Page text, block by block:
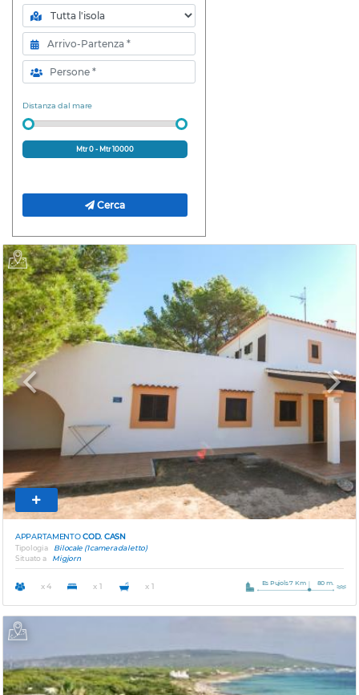
Zona
Arrivo-Partenza
Persone
Distanza dal mare
Mtr0- Mtr10000
Cerca
Previous Next
APPARTAMENTOCOD. CASN
Tipologia
Bilocale (1 camera da letto)
Situato a
Migjorn
x 4 x 1 x 1 Es Pujols 7 Km 80 m.